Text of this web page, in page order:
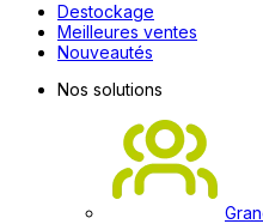
Destockage
Meilleures ventes
Nouveautés
Nos solutions